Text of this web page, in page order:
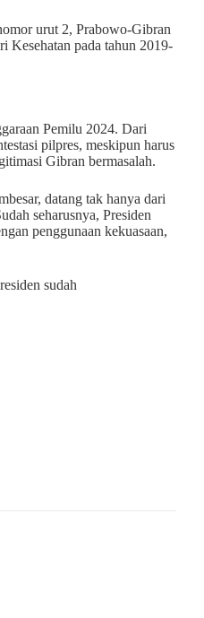
urut 2, Prabowo-Gibran
Kesehatan pada tahun 2019-
Pemilu 2024. Dari
pilpres, meskipun harus
Gibran bermasalah.
datang tak hanya dari
seharusnya, Presiden
penggunaan kekuasaan,
sudah